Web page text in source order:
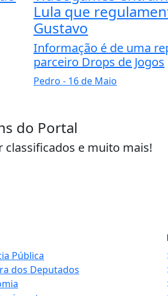
Lula que
Gustavo
Informação é de uma
parceiro Drops de Jogos
Pedro - 16 de Maio
do Portal
classificados e muito mais!
Pública
dos Deputados